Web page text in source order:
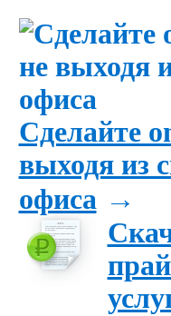
Сделайте
выходя из
офиса →